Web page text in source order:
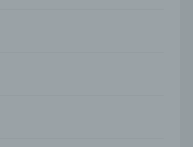
die gewährleisten,
zugewiesen werden.
für die Verarbeitung